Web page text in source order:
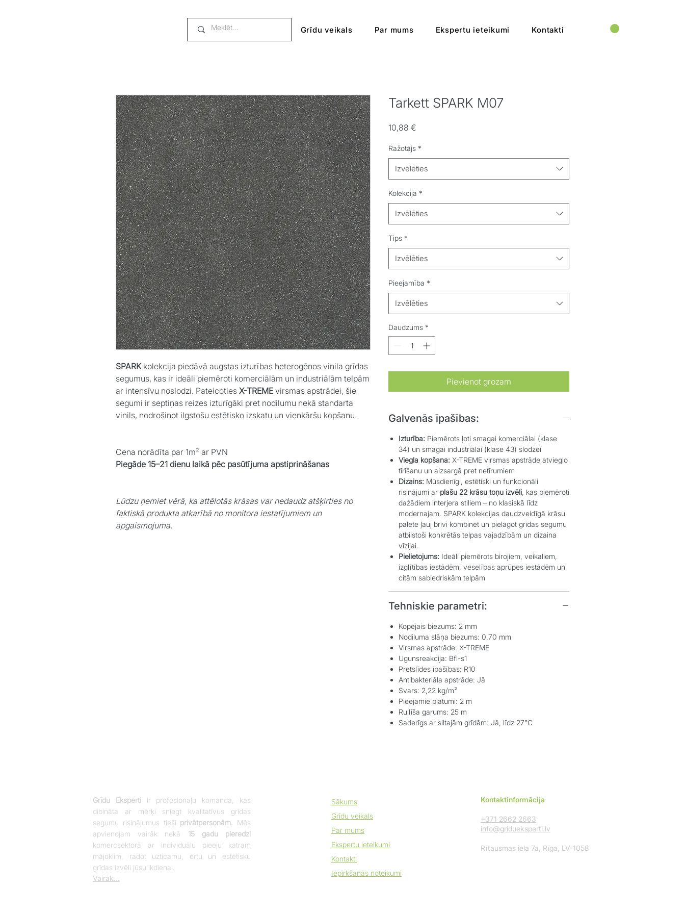
Grīdu veikals Par mums Ekspertu ieteikumi Kontakti
SPARK kolekcija piedāvā augstas izturības heterogēnos vinila grīdas
segumus, kas ir ideāli piemēroti komerciālām un industriālām telpām
ar intensīvu noslodzi. Pateicoties X-TREME virsmas apstrādei, šie
segumi ir septiņas reizes izturīgāki pret nodilumu nekā standarta
vinils, nodrošinot ilgstošu estētisko izskatu un vienkāršu kopšanu.
Cena norādīta par 1m² ar PVN
Piegāde 15–21 dienu laikā pēc pasūtījuma apstiprināšanas
Lūdzu ņemiet vērā, ka attēlotās krāsas var nedaudz atšķirties no
faktiskā produkta atkarībā no monitora iestatījumiem un
apgaismojuma.
Tarkett SPARK M07
10,88 €
Ražotājs *
Izvēlēties
Kolekcija *
Izvēlēties
Tips *
Izvēlēties
Pieejamība *
Izvēlēties
Daudzums *
Pievienot grozam
Galvenās īpašības:
Izturība: Piemērots ļoti smagai komerciālai (klase
34) un smagai industriālai (klase 43) slodzei
Viegla kopšana: X-TREME virsmas apstrāde atvieglo
tīrīšanu un aizsargā pret netīrumiem
Dizains: Mūsdienīgi, estētiski un funkcionāli
risinājumi ar plašu 22 krāsu toņu izvēli , kas piemēroti
dažādiem interjera stiliem – no klasiskā līdz
modernajam. SPARK kolekcijas daudzveidīgā krāsu
palete ļauj brīvi kombinēt un pielāgot grīdas segumu
atbilstoši konkrētās telpas vajadzībām un dizaina
vīzijai.
Pielietojums: Ideāli piemērots birojiem, veikaliem,
izglītības iestādēm, veselības aprūpes iestādēm un
citām sabiedriskām telpām
Tehniskie parametri:
Kopējais biezums: 2 mm
Nodiluma slāņa biezums: 0,70 mm
Virsmas apstrāde: X-TREME
Ugunsreakcija: Bfl-s1
Pretslīdes īpašības: R10
Antibakteriāla apstrāde: Jā
Svars: 2,22 kg/m²
Pieejamie platumi: 2 m
Rullīša garums: 25 m
Saderīgs ar siltajām grīdām: Jā, līdz 27°C
Grīdu Ekspertiir profesionāļu komanda, kas
dibināta ar mērķi sniegt kvalitatīvus grīdas
segumu risinājumus tieši privātpersonām. Mēs
apvienojam vairāk nekā 15 gadu pieredzi
komercsektorā ar individuālu pieeju katram
mājoklim, radot uzticamu, ērtu un estētisku
grīdas izvēli jūsu ikdienai.
Vairāk...
Sākums
Grīdu veikals
Par mums
Ekspertu ieteikumi
Kontakti
Iepirkšanās noteikumi
Kontaktinformācija
+371 2662 2663
info@gridueksperti.lv
Rītausmas iela 7a, Rīga, LV-1058